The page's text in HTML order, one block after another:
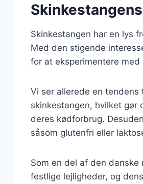
Skinkestangen har en lys
Med den stigende
for at eksperimentere
Vi ser allerede en
skinkestangen, hvilket gør
deres kødforbrug.
såsom glutenfri eller
Som en del af den
festlige lejligheder, og